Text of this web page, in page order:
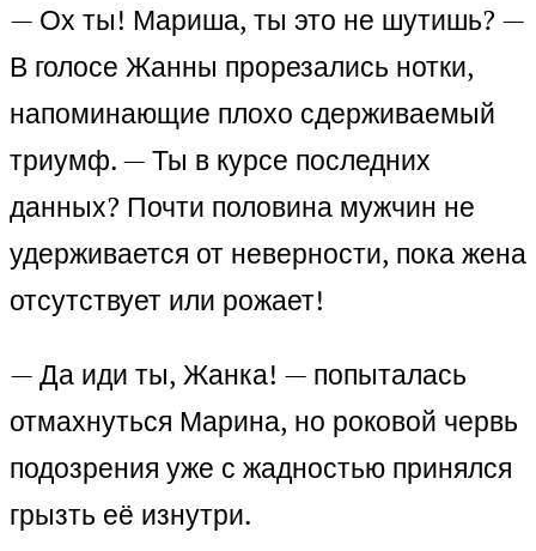
— Ох ты! Мариша, ты это не шутишь? —
В голосе Жанны прорезались нотки,
напоминающие плохо сдерживаемый
триумф. — Ты в курсе последних
данных? Почти половина мужчин не
удерживается от неверности, пока жена
отсутствует или рожает!
— Да иди ты, Жанка! — попыталась
отмахнуться Марина, но роковой червь
подозрения уже с жадностью принялся
грызть её изнутри.